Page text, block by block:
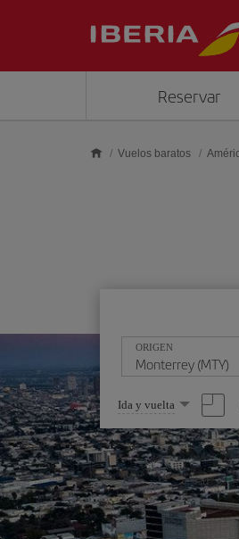
Reservar
Vuelos baratos
ORIGEN
Seleccione
una
opción
Ida y vuelta